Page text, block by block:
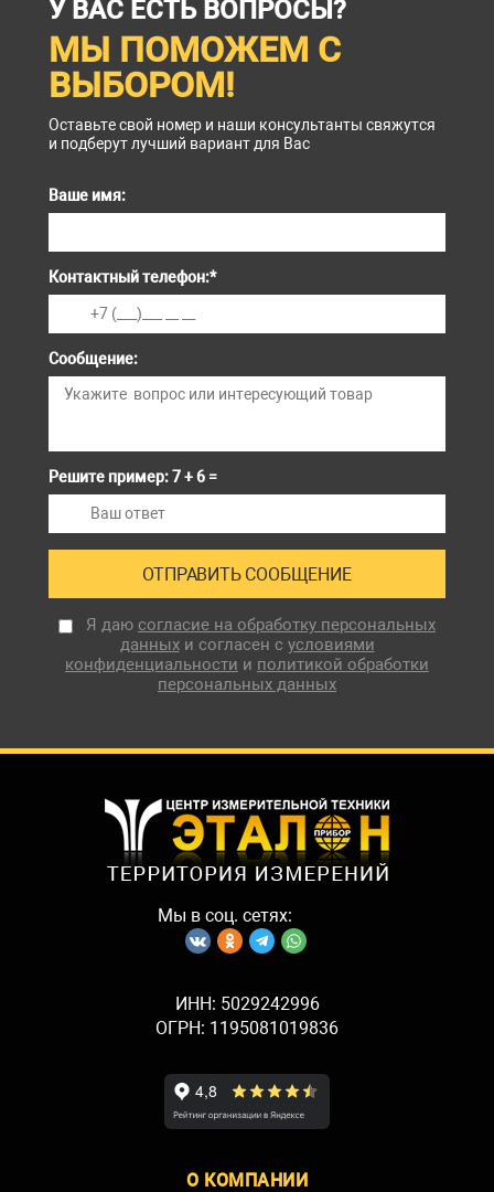
У ВАС ЕСТЬ ВОПРОСЫ?
МЫ ПОМОЖЕМ С
ВЫБОРОМ!
Оставьте свой номер и наши консультанты свяжутся
и подберут лучший вариант для Вас
Ваше имя:
Контактный телефон:*
Сообщение:
Решите пример: 7 + 6 =
Я даю согласие на обработку персональных
данныхи согласен с условиями
конфиденциальности и политикой обработки
персональных данных
Мы в соц. сетях:
ИНН: 5029242996
ОГРН: 1195081019836
О КОМПАНИИ